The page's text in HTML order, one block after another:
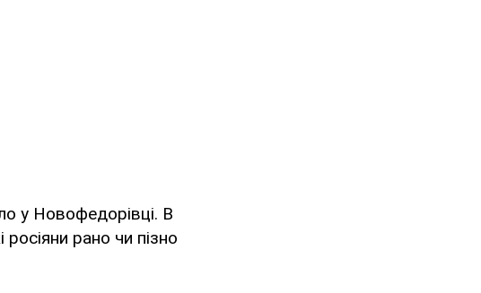
у Новофедорівці. В
рано чи пізно